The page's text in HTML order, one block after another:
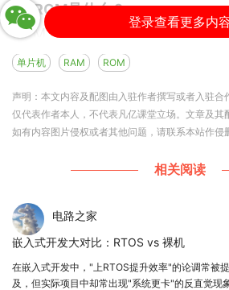
1、ROM是什么？
ROM，即只读存储器，是一种只
之后无法再修改的存储器，主要用
的内容在制造时就已经被写入，
常见的ROM类型包括掩膜ROM、
2、ROM在单片机中的主要功能
在单片机中，ROM的主要功能是
据。当单片机上电启动时，它会
代码，然后执行相应的程序，由
登录查看更多内
单片机 RAM ROM
声明：本文内容及配图由入驻作者撰写或者入驻合
仅代表作者本人，不代表凡亿课堂立场。文章及其
如有内容图片侵权或者其他问题，请联系本站作侵
相关阅读
电路之家
嵌入式开发大对比：RTOS vs 裸机
在嵌入式开发中，"上RTOS提升效率"的论调常被提
及，但实际项目中却常出现"系统更卡"的反直觉现